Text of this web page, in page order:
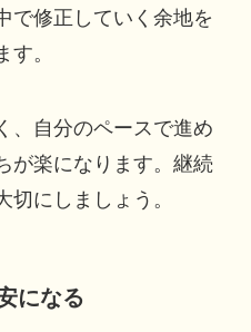
で修正していく余地を
。
、自分のペースで進め
が楽になります。継続
にしましょう。
になる